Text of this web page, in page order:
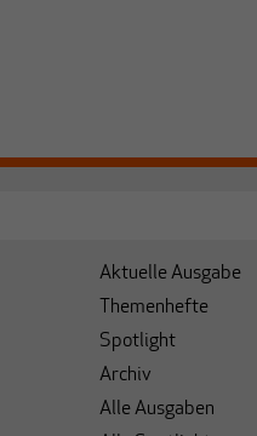
Aktuelle Ausgabe
Themenhefte
Spotlight
Archiv
Alle Ausgaben